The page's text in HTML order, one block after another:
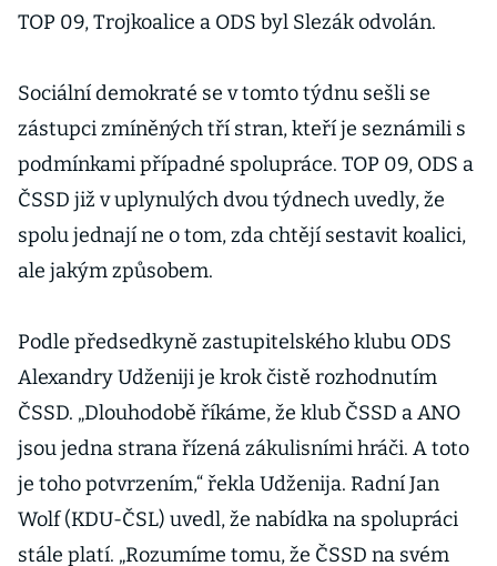
TOP 09, Trojkoalice a ODS byl Slezák odvolán.
Sociální demokraté se v tomto týdnu sešli se
zástupci zmíněných tří stran, kteří je seznámili s
podmínkami případné spolupráce. TOP 09, ODS a
ČSSD již v uplynulých dvou týdnech uvedly, že
spolu jednají ne o tom, zda chtějí sestavit koalici,
ale jakým způsobem.
Podle předsedkyně zastupitelského klubu ODS
Alexandry Udženiji je krok čistě rozhodnutím
ČSSD. „Dlouhodobě říkáme, že klub ČSSD a ANO
jsou jedna strana řízená zákulisními hráči. A toto
je toho potvrzením,“ řekla Udženija. Radní Jan
Wolf (KDU-ČSL) uvedl, že nabídka na spolupráci
stále platí. „Rozumíme tomu, že ČSSD na svém